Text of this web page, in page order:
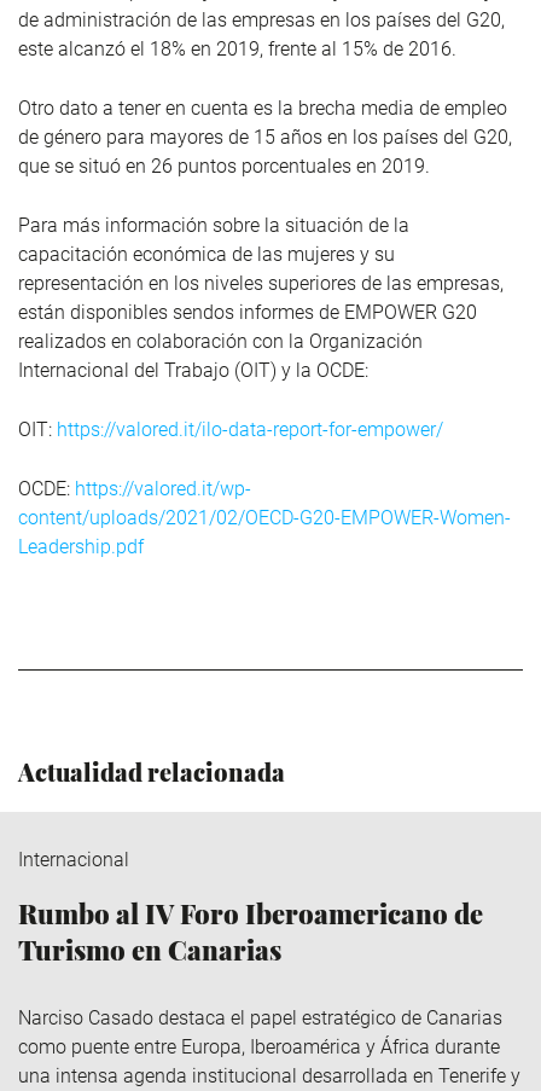
de administración de las empresas en los países del G20,
este alcanzó el 18% en 2019, frente al 15% de 2016.
Otro dato a tener en cuenta es la brecha media de empleo
de género para mayores de 15 años en los países del G20,
que se situó en 26 puntos porcentuales en 2019.
Para más información sobre la situación de la
capacitación económica de las mujeres y su
representación en los niveles superiores de las empresas,
están disponibles sendos informes de EMPOWER G20
realizados en colaboración con la Organización
Internacional del Trabajo (OIT) y la OCDE:
OIT: https://valored.it/ilo-data-report-for-empower/
OCDE: https://valored.it/wp-
content/uploads/2021/02/OECD-G20-EMPOWER-Women-
Leadership.pdf
Actualidad relacionada
Internacional
Rumbo al IV Foro Iberoamericano de
Turismo en Canarias
Narciso Casado destaca el papel estratégico de Canarias
como puente entre Europa, Iberoamérica y África durante
una intensa agenda institucional desarrollada en Tenerife y